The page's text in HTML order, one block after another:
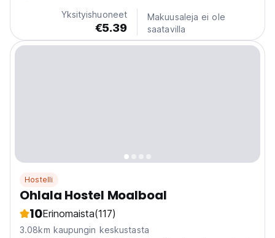
travelers of all kinds. Whether you're looking for a
Yksityishuoneet
€5.39
Makuusaleja ei ole
saatavilla
Hostelli
Ohlala Hostel Moalboal
10Erinomaista(117)
3.08km kaupungin keskustasta